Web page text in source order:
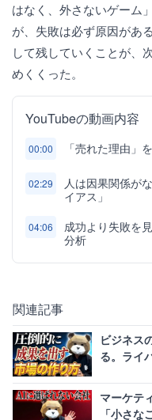
はなく、外さないゲーム
が、失敗は必ず原因があ
して残していくことが、
めくくった。
YouTubeの動画内容
00:00 「売れた理由」
02:29
人は因果関係が
イアス」
04:06
成功より失敗を
分析
関連記事
ビジネス
る。ライ
マーケテ
「小さな